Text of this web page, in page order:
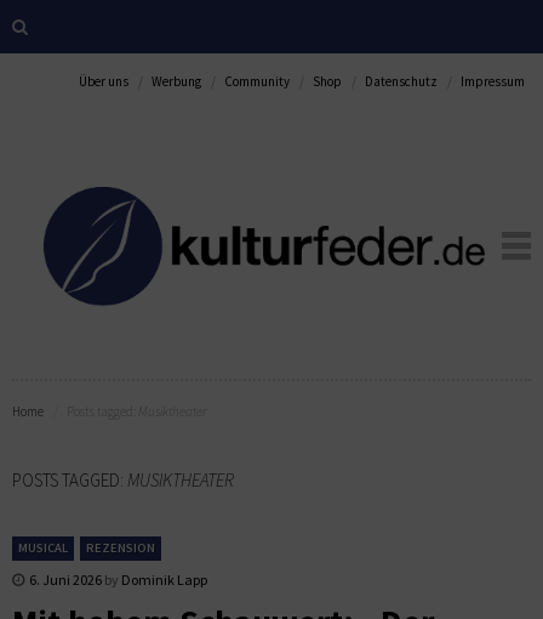
Über uns Werbung Community Shop Datenschutz Impressum
Home
POSTS TAGGED: MUSIKTHEATER
MUSICAL REZENSION
6. Juni 2026 by Dominik Lapp